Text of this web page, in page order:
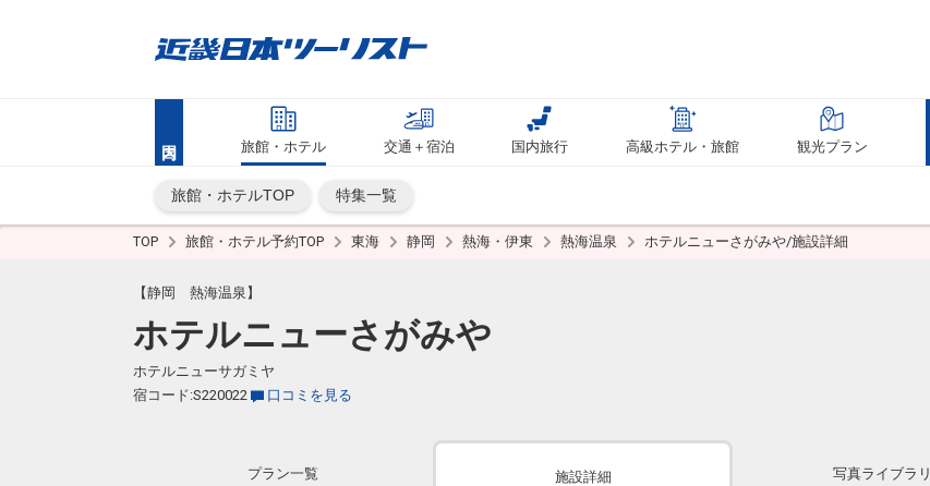
旅館・ホテル 交通＋宿泊 国内旅行 高級ホテル・旅館 観光プラン
旅館・ホテルTOP 特集一覧
TOP 旅館・ホテル予約TOP 東海 静岡 熱海・伊東 熱海温泉 ホテルニューさがみや/施設詳細
【静岡 熱海温泉】
ホテルニューさがみや
ホテルニューサガミヤ
宿コード:S220022
口コミを見る
プラン一覧 施設詳細 写真ライブラリ